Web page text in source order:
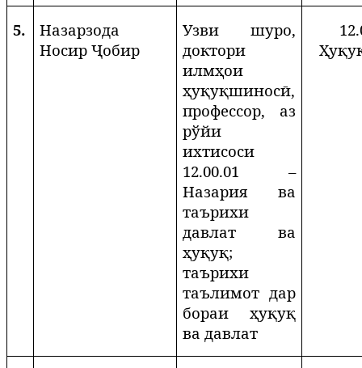
5.
Назарзода
Носир Ҷобир
Узви шуро,
доктори
илмҳои
ҳуқуқшиносӣ,
профессор, аз
рўйи
ихтисоси
12.00.01 –
Назария ва
таърихи
давлат ва
ҳуқуқ;
таърихи
таълимот дар
бораи ҳуқуқ
ва давлат